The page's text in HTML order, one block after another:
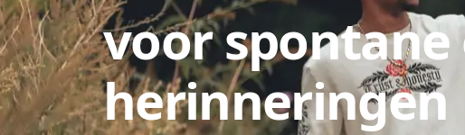
voor
herinneringen